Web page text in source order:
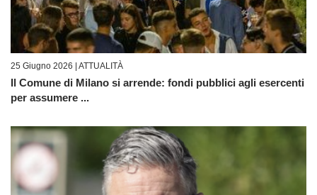
25 Giugno 2026 | ATTUALITÀ
Il Comune di Milano si arrende: fondi pubblici agli esercenti
per assumere ...